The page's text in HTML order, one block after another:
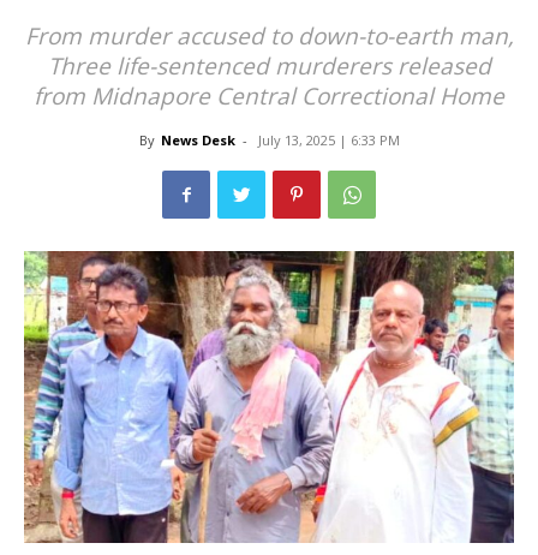
From murder accused to down-to-earth man,
Three life-sentenced murderers released
from Midnapore Central Correctional Home
By News Desk - July 13, 2025 | 6:33 PM